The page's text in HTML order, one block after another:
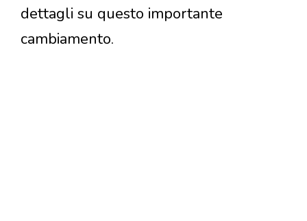
dettagli su questo importante
cambiamento.